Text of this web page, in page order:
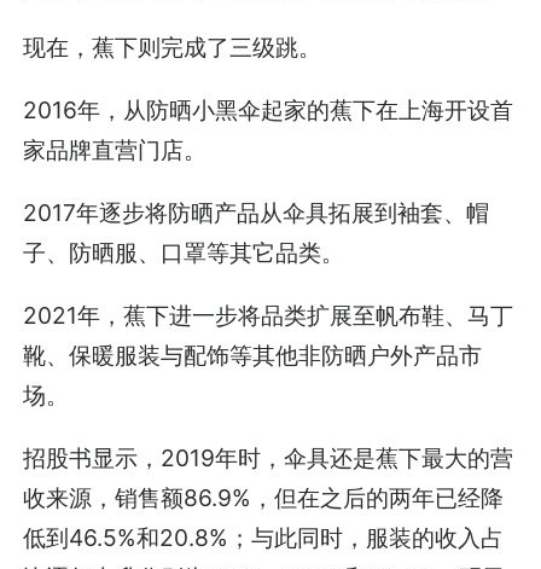
现在，蕉下则完成了三级跳。
2016年，从防晒小黑伞起家的蕉下在上海开设首
家品牌直营门店。
2017年逐步将防晒产品从伞具拓展到袖套、帽
子、防晒服、口罩等其它品类。
2021年，蕉下进一步将品类扩展至帆布鞋、马丁
靴、保暖服装与配饰等其他非防晒户外产品市
场。
招股书显示，2019年时，伞具还是蕉下最大的营
收来源，销售额86.9%，但在之后的两年已经降
低到46.5%和20.8%；与此同时，服装的收入占